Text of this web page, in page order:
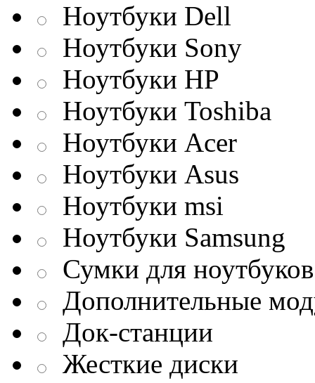
Ноутбуки Dell
Ноутбуки Sony
Ноутбуки HP
Ноутбуки Toshiba
Ноутбуки Acer
Ноутбуки Asus
Ноутбуки msi
Ноутбуки Samsung
Сумки для ноутбуков
Дополнительные
Док-станции
Жесткие диски